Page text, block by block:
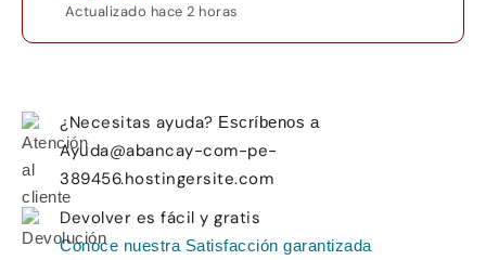
Actualizado hace 2 horas
¿Necesitas ayuda? Escríbenos a
Ayuda@abancay-com-pe-
389456.hostingersite.com
Devolver es fácil y gratis
Conoce nuestra Satisfacción garantizada